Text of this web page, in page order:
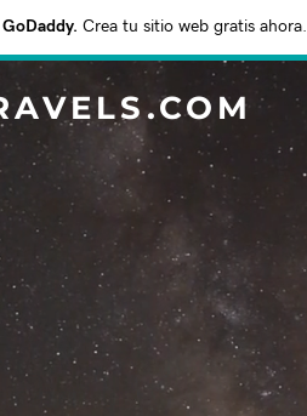
Crea tu sitio web gratis ahora.